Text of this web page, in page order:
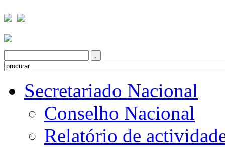
Secretariado Nacional
Conselho Nacional
Relatório de